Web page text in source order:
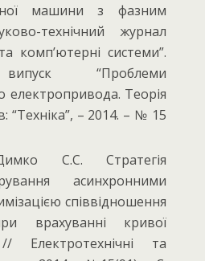
машини з фазним
технічний журнал
комп’ютерні системи”.
“Проблеми
електропривода. Теорія
“Техніка”, – 2014. – № 15
С.С. Стратегія
асинхронними
співвідношення
врахуванні кривої
// Електротехнічні та